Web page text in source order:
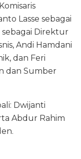
Lasse sebagai
Direktur
Andi Hamdani
dan Feri
dan Sumber
Dwijanti
Abdur Rahim